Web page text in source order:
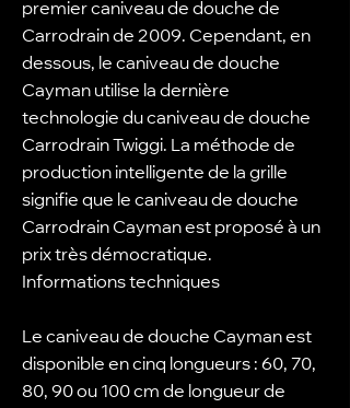
premier caniveau de douche de
Carrodrain de 2009. Cependant, en
dessous, le caniveau de douche
Cayman utilise la dernière
technologie du caniveau de douche
Carrodrain Twiggi. La méthode de
production intelligente de la grille
signifie que le caniveau de douche
Carrodrain Cayman est proposé à un
prix très démocratique.
Informations techniques
Le caniveau de douche Cayman est
disponible en cinq longueurs : 60, 70,
80, 90 ou 100 cm de longueur de